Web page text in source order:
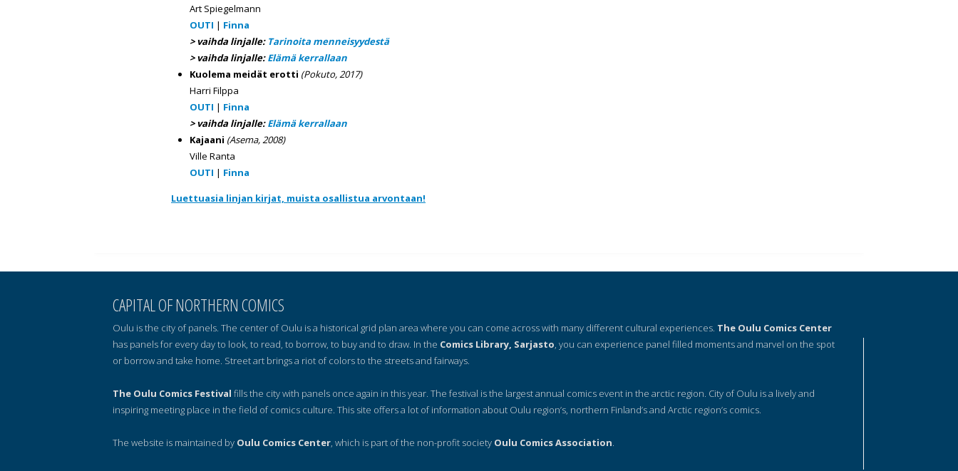
Art Spiegelmann
OUTI | Finna
> vaihda linjalle: Tarinoita menneisyydestä
> vaihda linjalle:Elämä kerrallaan
Kuolema meidät erotti (Pokuto, 2017)
Harri Filppa
OUTI | Finna
> vaihda linjalle:Elämä kerrallaan
Kajaani (Asema, 2008)
Ville Ranta
OUTI | Finna
Luettuasia linjan kirjat, muista osallistua arvontaan!
CAPITAL OF NORTHERN COMICS
Oulu is the city of panels. The center of Oulu is a historical grid plan area where you can come across with many different cultural experiences. The Oulu Comics Center
has panels for every day to look, to read, to borrow, to buy and to draw. In the Comics Library, Sarjasto, you can experience panel filled moments and marvel on the spot
or borrow and take home. Street art brings a riot of colors to the streets and fairways.
The Oulu Comics Festival fills the city with panels once again in this year. The festival is the largest annual comics event in the arctic region. City of Oulu is a lively and
inspiring meeting place in the field of comics culture. This site offers a lot of information about Oulu region’s, northern Finland’s and Arctic region’s comics.
The website is maintained by Oulu Comics Center, which is part of the non-profit society Oulu Comics Association.